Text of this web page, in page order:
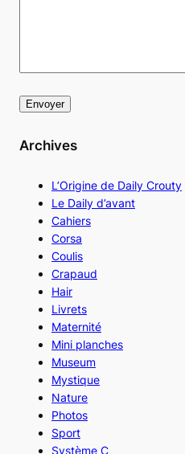
Archives
L’Origine de Daily Crouty
Le Daily d’avant
Cahiers
Corsa
Coulis
Crapaud
Hair
Livrets
Maternité
Mini planches
Museum
Mystique
Nature
Photos
Sport
Système C